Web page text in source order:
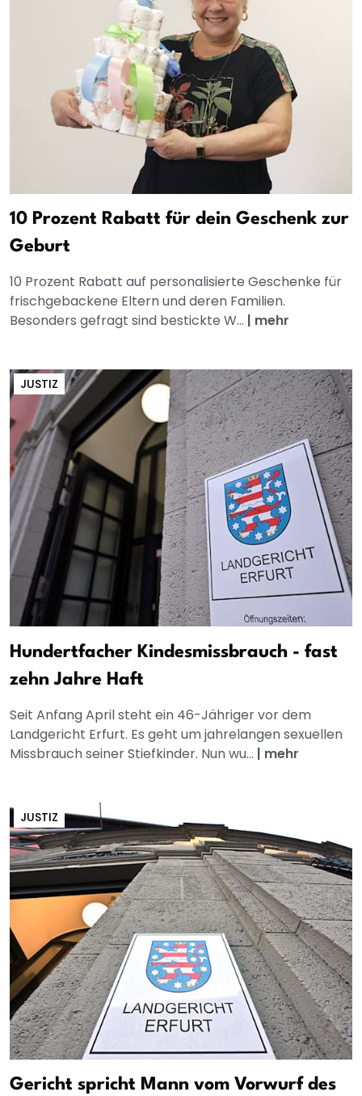
10 Prozent Rabatt für dein Geschenk zur
Geburt
10 Prozent Rabatt auf personalisierte Geschenke für
frischgebackene Eltern und deren Familien.
Besonders gefragt sind bestickte W... | mehr
JUSTIZ
Hundertfacher Kindesmissbrauch - fast
zehn Jahre Haft
Seit Anfang April steht ein 46-Jähriger vor dem
Landgericht Erfurt. Es geht um jahrelangen sexuellen
Missbrauch seiner Stiefkinder. Nun wu... | mehr
JUSTIZ
Gericht spricht Mann vom Vorwurf des